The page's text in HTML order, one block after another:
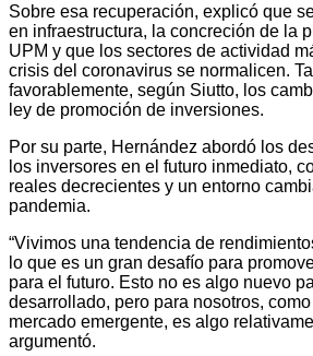
Sobre esa recuperación, explicó que
en infraestructura, la concreción de la
UPM y que los sectores de actividad
crisis del coronavirus se normalicen.
favorablemente, según Siutto, los
ley de promoción de inversiones.
Por su parte, Hernández abordó los
los inversores en el futuro inmediato,
reales decrecientes y un entorno
pandemia.
“Vivimos una tendencia de
lo que es un gran desafío para
para el futuro. Esto no es algo nuevo
desarrollado, pero para nosotros,
mercado emergente, es algo
argumentó.